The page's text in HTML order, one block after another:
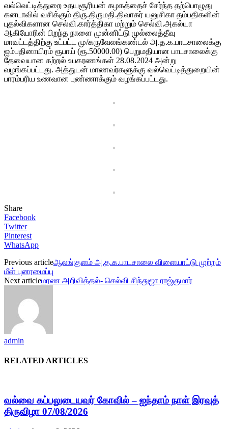
வல்வெட்டித்துறை உதயசூரியன் கழகத்தைச் சேர்ந்த தற்பொழுது
கனடாவில் வசிக்கும் திரு.திருமதி.திவாகர் யனுசிகா தம்பதிகளின்
புதல்விகளான செல்வி.கார்த்திகா மற்றும் செல்வி.அகல்யா
ஆகியோரின் பிறந்த நாளை முன்னிட்டு முல்லைத்தீவு
மாவட்டத்திற்கு உட்பட்ட மு/கருவேலங்கண்டல் அ.த.க.பாடசாலைக்கு
ஐம்பதினாயிரம் ரூபாய் (ரூ.50000.00) பெறுமதியான பாடசாலைக்கு
தேவையான கற்றல் உபகரணங்கள் 28.08.2024 அன்று
வழங்கப்பட்டது. அத்துடன் மாணவர்களுக்கு வல்வெட்டித்துறையின்
பாரம்பரிய உணவான புண்ணாக்கும் வழங்கப்பட்டது.
Share
Facebook
Twitter
Pinterest
WhatsApp
Previous articleஆலங்குளம் அ.த.க.பாடசாலை விளையாட்டு முற்றம்
மீள் புனரமைப்பு
Next articleமரண அறிவித்தல்- செல்வி சிந்துஜா ராஜ்குமார்
admin
RELATED ARTICLES
வல்வை கப்பலுடையவர் கோவில் – ஐந்தாம் நாள் இரவுத்
திருவிழா 07/08/2026